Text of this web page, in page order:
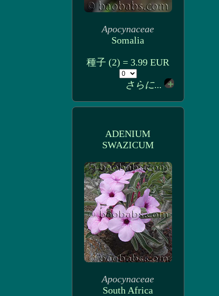
Apocynaceae
Somalia
種子 (2) = 3.99 EUR
さらに...
ADENIUM
SWAZICUM
Apocynaceae
South Africa